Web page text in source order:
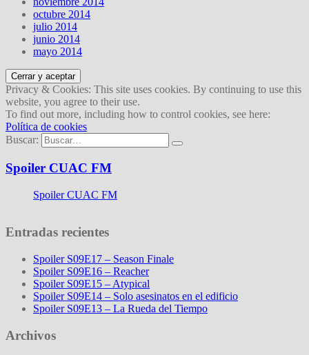
octubre 2014
julio 2014
junio 2014
mayo 2014
Privacy & Cookies: This site uses cookies. By continuing to use this
website, you agree to their use.
To find out more, including how to control cookies, see here:
Política de cookies
Buscar:
Spoiler CUAC FM
Spoiler CUAC FM
Entradas recientes
Spoiler S09E17 – Season Finale
Spoiler S09E16 – Reacher
Spoiler S09E15 – Atypical
Spoiler S09E14 – Solo asesinatos en el edificio
Spoiler S09E13 – La Rueda del Tiempo
Archivos